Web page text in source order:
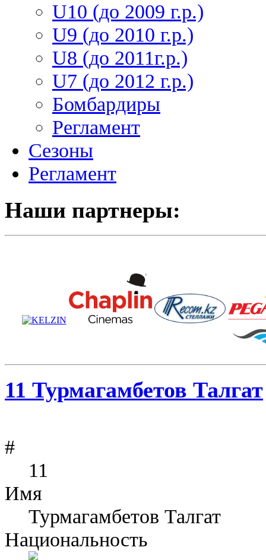
U10 (до 2009 г.р.)
U9 (до 2010 г.р.)
U8 (до 2011г.р.)
U7 (до 2012 г.р.)
Бомбардиры
Регламент
Сезоны
Регламент
Наши партнеры:
11 Турмагамбетов Талгат
#
11
Имя
Турмагамбетов Талгат
Национальность